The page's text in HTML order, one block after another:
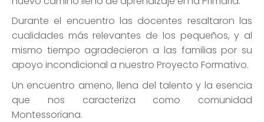
Durante el encuentro las docentes resaltaron las
cualidades más relevantes de los pequeños, y al
mismo tiempo agradecieron a las familias por su
apoyo incondicional a nuestro Proyecto Formativo.
Un encuentro ameno, llena del talento y la esencia
que nos caracteriza como comunidad
Montessoriana.